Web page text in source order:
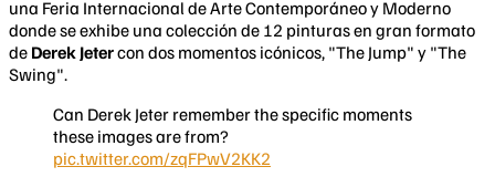
una Feria Internacional de Arte Contemporáneo y Moderno
donde se exhibe una colección de 12 pinturas en gran formato
de Derek Jetercon dos momentos icónicos, "The Jump" y "The
Swing".
Can Derek Jeter remember the specific moments
these images are from?
pic.twitter.com/zqFPwV2KK2